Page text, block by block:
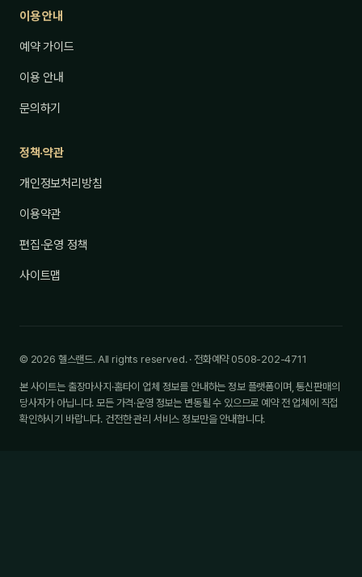
이용 안내
예약 가이드
이용 안내
문의하기
정책·약관
개인정보처리방침
이용약관
편집·운영 정책
사이트맵
© 2026 헬스랜드. All rights reserved. · 전화예약 0508-202-4711
본 사이트는 출장마사지·홈타이 업체 정보를 안내하는 정보 플랫폼이며, 통신판매의
당사자가 아닙니다. 모든 가격·운영 정보는 변동될 수 있으므로 예약 전 업체에 직접
확인하시기 바랍니다. 건전한 관리 서비스 정보만을 안내합니다.